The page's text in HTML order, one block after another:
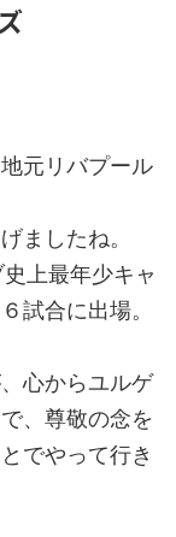
元リバプール
ましたね。
上最年少キャ
試合に出場。
心からユルゲ
、尊敬の念を
でやって行き